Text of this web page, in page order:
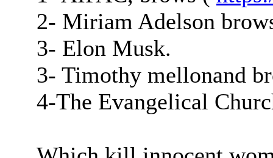
2- Miriam Adelson
3- Elon Musk.
3- Timothy mellonand
4-The Evangelical